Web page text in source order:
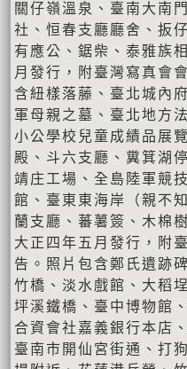
關仔嶺溫泉、臺南大南
社、恒春支廳廳舍、扳
有應公、鋸柴、泰雅族
月發行，附臺灣寫真會
含紐樣落藤、臺北城內
軍母親之墓、臺北地方
小公學校兒童成績品展
殿、斗六支廳、糞箕湖
靖庄工場、全島陸軍競
館、臺東東海岸（親不
蘭支廳、蕃薯簽、木棉
大正四年五月發行，附
告。照片包含鄭氏遺跡
竹橋、淡水戲館、大稻
坪溪鐵橋、臺中博物館
合資會社嘉義銀行本店
臺南市開仙宮街通、打